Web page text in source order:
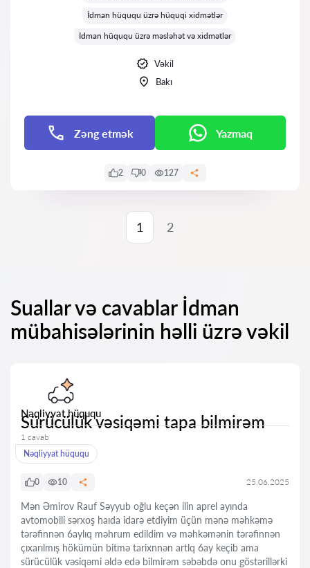
İdman hüququ üzrə hüquqi xidmətlər
İdman hüququ üzrə məsləhət və xidmətlər
Vəkil
Bakı
Zəng etmək Yazmaq
2 0 127
1 2
Suallar və cavablar İdman
mübahisələrinin həlli üzrə vəkil
Nəqliyyat hüququ
Sürücülük vəsiqəmi tapa bilmirəm
1 cavab
Nəqliyyat hüququ
0 10 25.06.2025
Mən Əmirov Rauf Səyyub oğlu keçən ilin aprel ayında
avtomobili sərxoş haıda idarə etdiyim üçün mənə məhkəmə
tərəfinnən 6aylıq məhrum edildim və məhkəmənin tərəfinnən
çıxarılmış hökümün bitmə tarixnnən artlq 6ay keçib ama
sürücülük vəsiqəmi əldə edə bilmirəm səbəbdə onu göstərillərki